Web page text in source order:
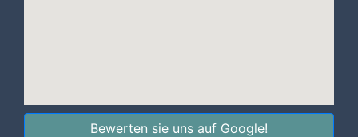
Bewerten sie uns auf Google!